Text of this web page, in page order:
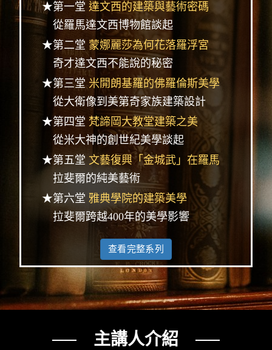
★第一堂 達文西的建築與藝術密碼
從羅馬達文西博物館談起
★第二堂 蒙娜麗莎為何花落羅浮宮
奇才達文西不能說的秘密
★第三堂米開朗基羅的佛羅倫斯美學
從大衛像到美第奇家族建築設計
★第四堂 梵諦岡大教堂建築之美
從米大神的創世紀美學談起
★第五堂 文藝復興「金城武」在羅馬
拉斐爾的純美藝術
★第六堂 雅典學院的建築美學
拉斐爾跨越400年的美學影響
查看完整系列
── 主講人介紹 ──